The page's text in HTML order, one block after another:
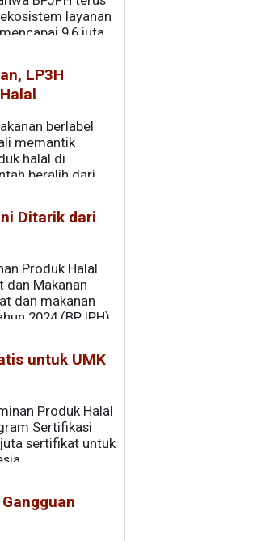
layanan
9,6 juta
LP3H
berlabel
memantik
halal di
beralih dari
jumlahnya
Yayasan
muslim.
Ditarik dari
Produk Halal
dan Makanan
dan makanan
2024 (BPJPH)
untuk UMK
Produk Halal
Sertifikasi
juta sertifikat untuk